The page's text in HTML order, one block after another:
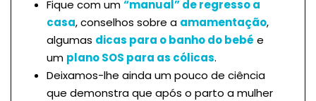
Fique com um“manual” de regresso a
casa, conselhos sobre a amamentação,
algumas dicas para o banho do bebé e
um plano SOS para as cólicas.
Deixamos-lhe ainda um pouco de ciência
que demonstra que após o parto a mulher